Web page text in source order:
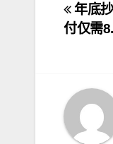
文
章
航
年底
付仅需